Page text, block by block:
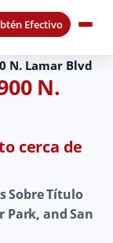
Efectivo
N. Lamar Blvd
N.
cerca de
Sobre Título
Park, and San